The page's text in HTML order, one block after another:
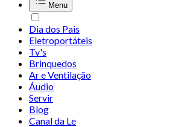
Menu
Dia dos Pais
Eletroportáteis
Tv's
Brinquedos
Ar e Ventilação
Áudio
Servir
Blog
Canal da Le